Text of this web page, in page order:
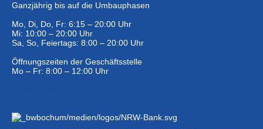
Ganzjährig bis auf die Umbauphasen
Mo, Di, Do, Fr: 6:15 – 20:00 Uhr
Mi: 10:00 – 20:00 Uhr
Sa, So, Feiertags: 8:00 – 20:00 Uhr
Öffnungszeiten der Geschäftsstelle
Mo – Fr: 8:00 – 12:00 Uhr